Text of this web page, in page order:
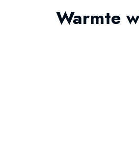
Warmte